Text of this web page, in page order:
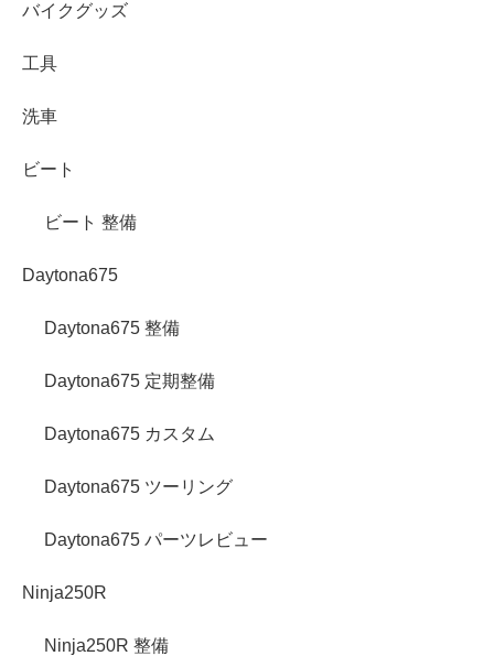
バイクグッズ
工具
洗車
ビート
ビート 整備
Daytona675
Daytona675 整備
Daytona675 定期整備
Daytona675 カスタム
Daytona675 ツーリング
Daytona675 パーツレビュー
Ninja250R
Ninja250R 整備